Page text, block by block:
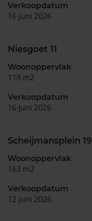
Verkoopdatum
16 juni 2026
Niesgoet 11
Woonoppervlak
118 m2
Verkoopdatum
16 juni 2026
Scheijmansplein 19
Woonoppervlak
163 m2
Verkoopdatum
12 juni 2026